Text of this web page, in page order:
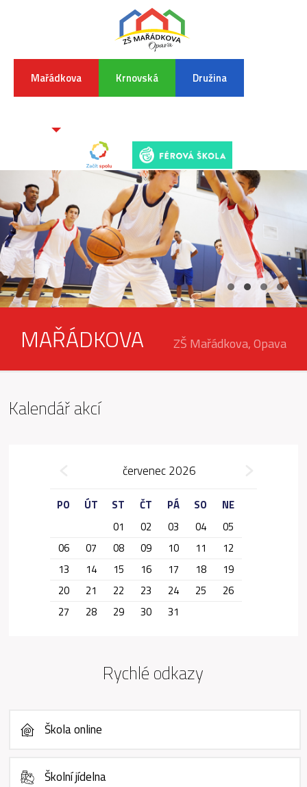
Mařádkova Krnovská Družina
MAŘÁDKOVA ZŠ Mařádkova, Opava
Kalendář akcí
červenec 2026
PO ÚT ST ČT PÁ SO
NE
01
02 03 04
05
06
07 08 09 10 11
12
13
14 15 16 17 18
19
20
21 22 23 24 25
26
27
28 29 30 31
Rychlé odkazy
Škola online
Školní jídelna